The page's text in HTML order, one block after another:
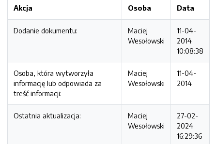
Akcja Osoba Data
Dodanie dokumentu:
Maciej
Wesołowski
11-04-
2014
10:08:38
Osoba, która wytworzyła
informację lub odpowiada za
treść informacji:
Maciej
Wesołowski
11-04-
2014
Ostatnia aktualizacja:
Maciej
Wesołowski
27-02-
2024
16:29:36